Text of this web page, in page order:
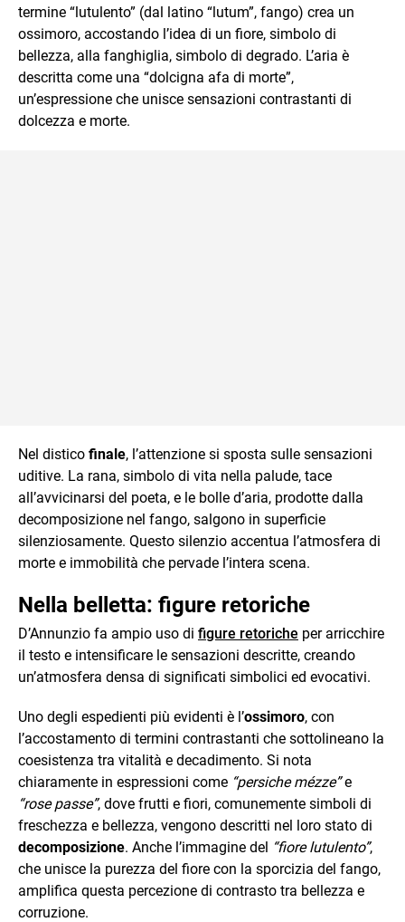
termine “lutulento” (dal latino “lutum”, fango) crea un
ossimoro, accostando l’idea di un fiore, simbolo di
bellezza, alla fanghiglia, simbolo di degrado. L’aria è
descritta come una “dolcigna afa di morte”,
un’espressione che unisce sensazioni contrastanti di
dolcezza e morte.
Nel distico finale, l’attenzione si sposta sulle sensazioni
uditive. La rana, simbolo di vita nella palude, tace
all’avvicinarsi del poeta, e le bolle d’aria, prodotte dalla
decomposizione nel fango, salgono in superficie
silenziosamente. Questo silenzio accentua l’atmosfera di
morte e immobilità che pervade l’intera scena.
Nella belletta: figure retoriche
D’Annunzio fa ampio uso di figure retoriche per arricchire
il testo e intensificare le sensazioni descritte, creando
un’atmosfera densa di significati simbolici ed evocativi.
Uno degli espedienti più evidenti è l’ossimoro, con
l’accostamento di termini contrastanti che sottolineano la
coesistenza tra vitalità e decadimento. Si nota
chiaramente in espressioni come “persiche mézze”e
“rose passe”, dove frutti e fiori, comunemente simboli di
freschezza e bellezza, vengono descritti nel loro stato di
decomposizione. Anche l’immagine del “fiore lutulento”,
che unisce la purezza del fiore con la sporcizia del fango,
amplifica questa percezione di contrasto tra bellezza e
corruzione.